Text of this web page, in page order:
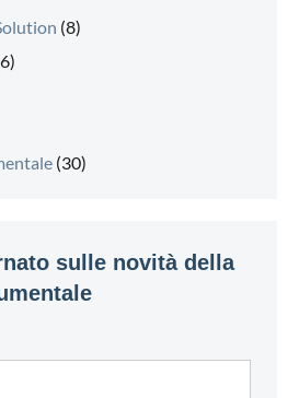
(8)
(30)
sulle novità della